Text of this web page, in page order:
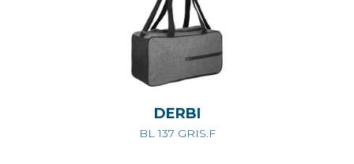
DERBI
BL 137 GRIS.F